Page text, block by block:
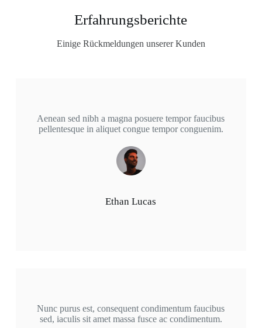
Erfahrungsberichte
Einige Rückmeldungen unserer Kunden
Aenean sed nibh a magna posuere tempor faucibus
pellentesque in aliquet congue tempor conguenim.
Ethan Lucas
Nunc purus est, consequent condimentum faucibus
sed, iaculis sit amet massa fusce ac condimentum.